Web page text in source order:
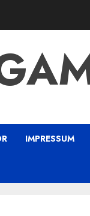
IMPRESSUM